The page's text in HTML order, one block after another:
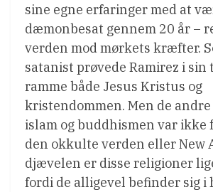
sine egne erfaringer med at
dæmonbesat gennem 20 år –
verden mod mørkets kræfter.
satanist prøvede Ramirez i sin
ramme både Jesus Kristus og
kristendommen. Men de
islam og buddhismen var ikke
den okkulte verden eller New
djævelen er disse religioner
fordi de alligevel befinder sig i